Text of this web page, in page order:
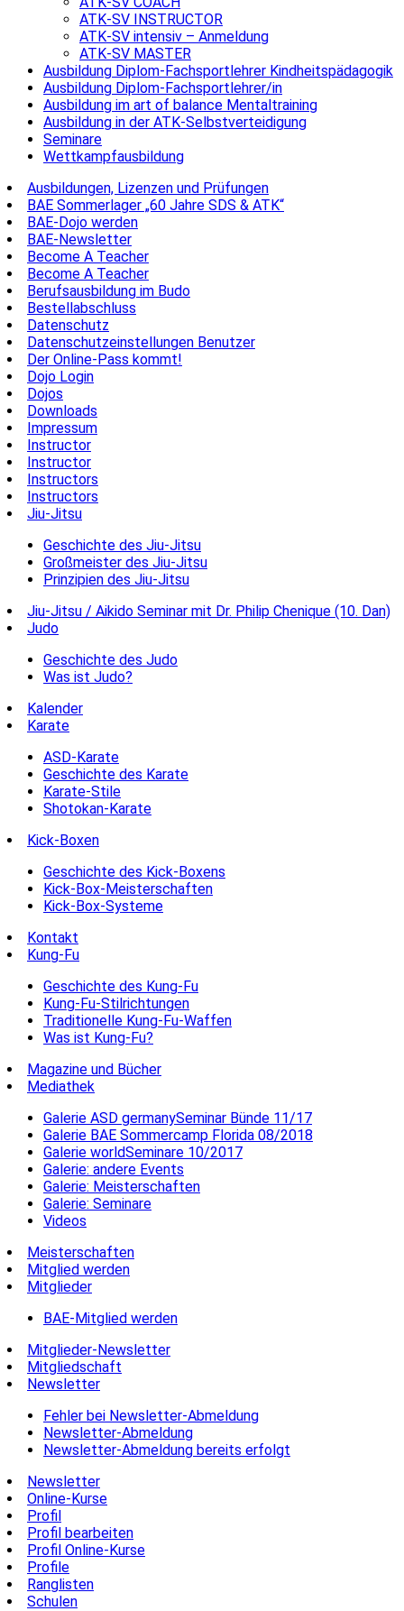
ATK-SV INSTRUCTOR
ATK-SV intensiv – Anmeldung
ATK-SV MASTER
Ausbildung Diplom-Fachsportlehrer Kindheitspädagogik
Ausbildung Diplom-Fachsportlehrer/in
Ausbildung im art of balance Mentaltraining
Ausbildung in der ATK-Selbstverteidigung
Seminare
Wettkampfausbildung
Ausbildungen, Lizenzen und Prüfungen
BAE Sommerlager „60 Jahre SDS & ATK“
BAE-Dojo werden
BAE-Newsletter
Become A Teacher
Become A Teacher
Berufsausbildung im Budo
Bestellabschluss
Datenschutz
Datenschutzeinstellungen Benutzer
Der Online-Pass kommt!
Dojo Login
Dojos
Downloads
Impressum
Instructor
Instructor
Instructors
Instructors
Jiu-Jitsu
Geschichte des Jiu-Jitsu
Großmeister des Jiu-Jitsu
Prinzipien des Jiu-Jitsu
Jiu-Jitsu / Aikido Seminar mit Dr. Philip Chenique (10. Dan)
Judo
Geschichte des Judo
Was ist Judo?
Kalender
Karate
ASD-Karate
Geschichte des Karate
Karate-Stile
Shotokan-Karate
Kick-Boxen
Geschichte des Kick-Boxens
Kick-Box-Meisterschaften
Kick-Box-Systeme
Kontakt
Kung-Fu
Geschichte des Kung-Fu
Kung-Fu-Stilrichtungen
Traditionelle Kung-Fu-Waffen
Was ist Kung-Fu?
Magazine und Bücher
Mediathek
Galerie ASD germanySeminar Bünde 11/17
Galerie BAE Sommercamp Florida 08/2018
Galerie worldSeminare 10/2017
Galerie: andere Events
Galerie: Meisterschaften
Galerie: Seminare
Videos
Meisterschaften
Mitglied werden
Mitglieder
BAE-Mitglied werden
Mitglieder-Newsletter
Mitgliedschaft
Newsletter
Fehler bei Newsletter-Abmeldung
Newsletter-Abmeldung
Newsletter-Abmeldung bereits erfolgt
Newsletter
Online-Kurse
Profil
Profil bearbeiten
Profil Online-Kurse
Profile
Ranglisten
Schulen